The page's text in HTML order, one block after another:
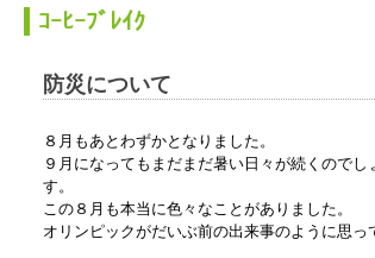
電
ｺｰﾋｰﾌﾞﾚｲｸ
防災について
８月もあとわずかとなりました。
９月になってもまだまだ暑い日々が続くので
す。
この８月も本当に色々なことがありました。
オリンピックがだいぶ前の出来事のように思っ